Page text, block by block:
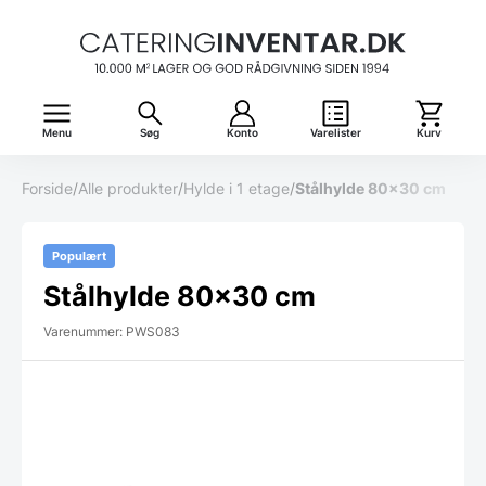
Menu Søg Konto Varelister Kurv
Forside/Alle produkter/Hylde i 1 etage/Stålhylde 80×30 cm
Populært
Stålhylde 80×30 cm
Varenummer: PWS083